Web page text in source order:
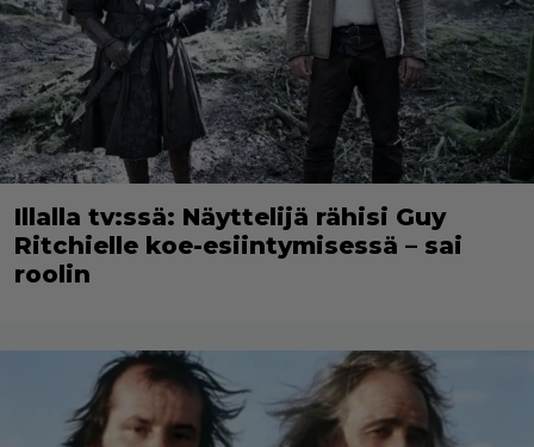
Illalla tv:ssä: Näyttelijä rähisi Guy
Ritchielle koe-esiintymisessä – sai
roolin